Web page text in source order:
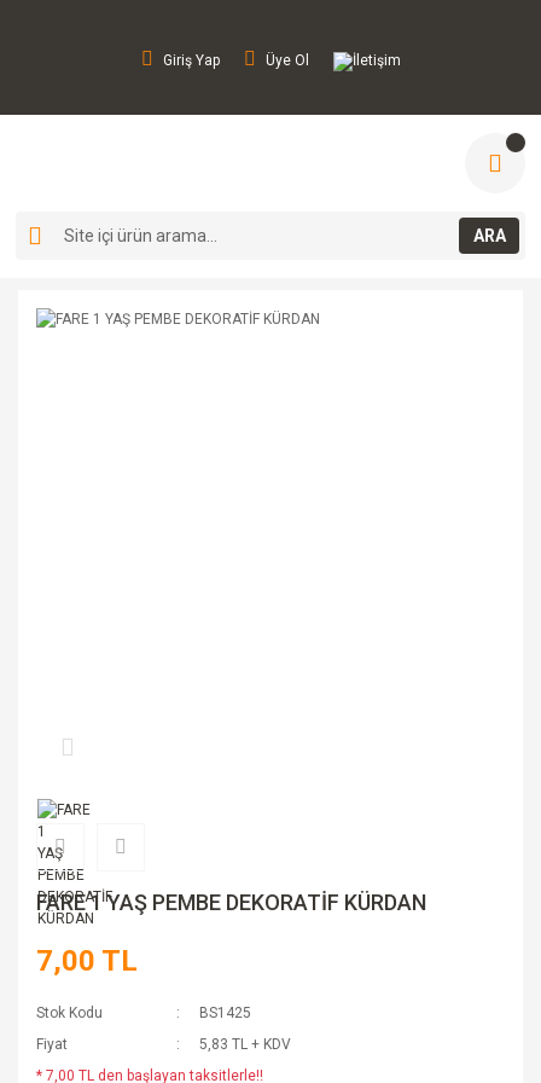
Giriş Yap Üye Ol İletişim
ARA
FARE 1 YAŞ PEMBE DEKORATİF KÜRDAN
7,00 TL
Stok Kodu
BS1425
Fiyat
5,83 TL + KDV
* 7,00 TL den başlayan taksitlerle!!